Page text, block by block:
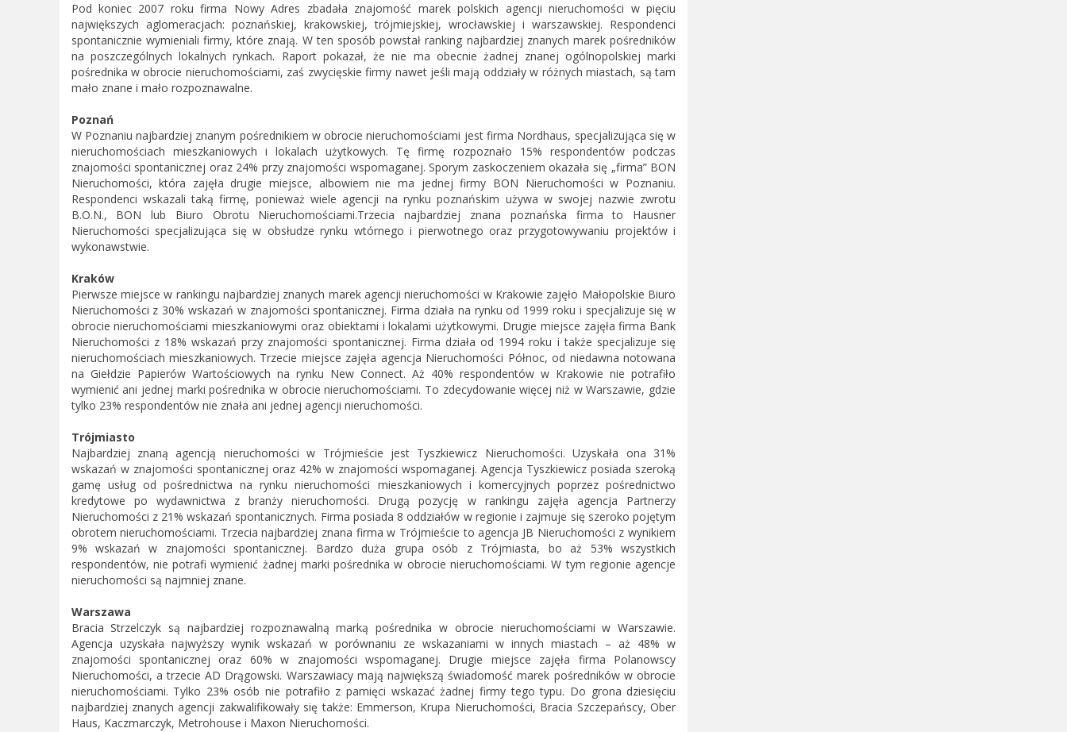
Pod koniec 2007 roku firma Nowy Adres zbadała znajomość marek polskich agencji nieruchomości w pięciu
największych aglomeracjach: poznańskiej, krakowskiej, trójmiejskiej, wrocławskiej i warszawskiej. Respondenci
spontanicznie wymieniali firmy, które znają. W ten sposób powstał ranking najbardziej znanych marek pośredników
na poszczególnych lokalnych rynkach. Raport pokazał, że nie ma obecnie żadnej znanej ogólnopolskiej marki
pośrednika w obrocie nieruchomościami, zaś zwycięskie firmy nawet jeśli mają oddziały w różnych miastach, są tam
mało znane i mało rozpoznawalne.
Poznań
W Poznaniu najbardziej znanym pośrednikiem w obrocie nieruchomościami jest firma Nordhaus, specjalizująca się w
nieruchomościach mieszkaniowych i lokalach użytkowych. Tę firmę rozpoznało 15% respondentów podczas
znajomości spontanicznej oraz 24% przy znajomości wspomaganej. Sporym zaskoczeniem okazała się „firma” BON
Nieruchomości, która zajęła drugie miejsce, albowiem nie ma jednej firmy BON Nieruchomości w Poznaniu.
Respondenci wskazali taką firmę, ponieważ wiele agencji na rynku poznańskim używa w swojej nazwie zwrotu
B.O.N., BON lub Biuro Obrotu Nieruchomościami.Trzecia najbardziej znana poznańska firma to Hausner
Nieruchomości specjalizująca się w obsłudze rynku wtórnego i pierwotnego oraz przygotowywaniu projektów i
wykonawstwie.
Kraków
Pierwsze miejsce w rankingu najbardziej znanych marek agencji nieruchomości w Krakowie zajęło Małopolskie Biuro
Nieruchomości z 30% wskazań w znajomości spontanicznej. Firma działa na rynku od 1999 roku i specjalizuje się w
obrocie nieruchomościami mieszkaniowymi oraz obiektami i lokalami użytkowymi. Drugie miejsce zajęła firma Bank
Nieruchomości z 18% wskazań przy znajomości spontanicznej. Firma działa od 1994 roku i także specjalizuje się
nieruchomościach mieszkaniowych. Trzecie miejsce zajęła agencja Nieruchomości Północ, od niedawna notowana
na Giełdzie Papierów Wartościowych na rynku New Connect. Aż 40% respondentów w Krakowie nie potrafiło
wymienić ani jednej marki pośrednika w obrocie nieruchomościami. To zdecydowanie więcej niż w Warszawie, gdzie
tylko 23% respondentów nie znała ani jednej agencji nieruchomości.
Trójmiasto
Najbardziej znaną agencją nieruchomości w Trójmieście jest Tyszkiewicz Nieruchomości. Uzyskała ona 31%
wskazań w znajomości spontanicznej oraz 42% w znajomości wspomaganej. Agencja Tyszkiewicz posiada szeroką
gamę usług od pośrednictwa na rynku nieruchomości mieszkaniowych i komercyjnych poprzez pośrednictwo
kredytowe po wydawnictwa z branży nieruchomości. Drugą pozycję w rankingu zajęła agencja Partnerzy
Nieruchomości z 21% wskazań spontanicznych. Firma posiada 8 oddziałów w regionie i zajmuje się szeroko pojętym
obrotem nieruchomościami. Trzecia najbardziej znana firma w Trójmieście to agencja JB Nieruchomości z wynikiem
9% wskazań w znajomości spontanicznej. Bardzo duża grupa osób z Trójmiasta, bo aż 53% wszystkich
respondentów, nie potrafi wymienić żadnej marki pośrednika w obrocie nieruchomościami. W tym regionie agencje
nieruchomości są najmniej znane.
Warszawa
Bracia Strzelczyk są najbardziej rozpoznawalną marką pośrednika w obrocie nieruchomościami w Warszawie.
Agencja uzyskała najwyższy wynik wskazań w porównaniu ze wskazaniami w innych miastach – aż 48% w
znajomości spontanicznej oraz 60% w znajomości wspomaganej. Drugie miejsce zajęła firma Polanowscy
Nieruchomości, a trzecie AD Drągowski. Warszawiacy mają największą świadomość marek pośredników w obrocie
nieruchomościami. Tylko 23% osób nie potrafiło z pamięci wskazać żadnej firmy tego typu. Do grona dziesięciu
najbardziej znanych agencji zakwalifikowały się także: Emmerson, Krupa Nieruchomości, Bracia Szczepańscy, Ober
Haus, Kaczmarczyk, Metrohouse i Maxon Nieruchomości.